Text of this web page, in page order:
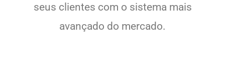
seus clientes com o sistema mais
avançado do mercado.